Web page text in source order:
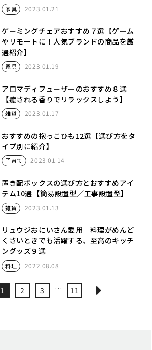
家具 2023.01.21
ゲーミングチェアおすすめ７選【ゲーム
やリモートに！人気ブランドの商品を厳
選紹介】
家具 2023.01.19
アロマディフューザーのおすすめ８選
【癒される香りでリラックスしよう】
雑貨 2023.01.17
おすすめの抱っこひも12選【選び方をタ
イプ別に紹介】
子育て 2023.01.14
置き配ボックスの選び方とおすすめアイ
テム10選【簡易設置型／工事設置型】
雑貨 2023.01.13
リュウジおにいさん愛用 料理がめんど
くさいときでも活躍する、至高のキッチ
ングッズ９選
料理 2022.08.08
1 2 3 … 11